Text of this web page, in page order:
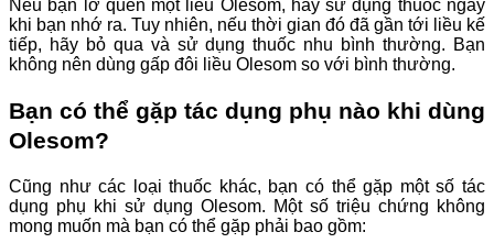
Nếu bạn lỡ quên một liều Olesom, hãy sử dụng thuốc ngay
khi bạn nhớ ra. Tuy nhiên, nếu thời gian đó đã gần tới liều kế
tiếp, hãy bỏ qua và sử dụng thuốc nhu bình thường. Bạn
không nên dùng gấp đôi liều Olesom so với bình thường.
Bạn có thể gặp tác dụng phụ nào khi dùng
Olesom?
Cũng như các loại thuốc khác, bạn có thể gặp một số tác
dụng phụ khi sử dụng Olesom. Một số triệu chứng không
mong muốn mà bạn có thể gặp phải bao gồm: